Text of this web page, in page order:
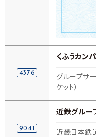
4376
くふうカン
グループサ
ケット）
9041
近鉄グルー
近畿日本鉄